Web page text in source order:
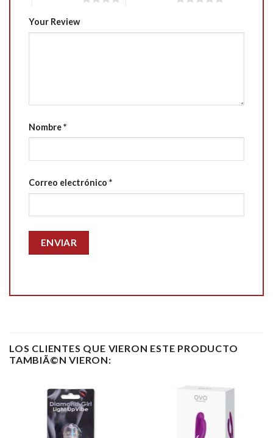
Your Review
Nombre*
Correo electrónico *
LOS CLIENTES QUE VIERON ESTE PRODUCTO
TAMBIÃ©N VIERON: